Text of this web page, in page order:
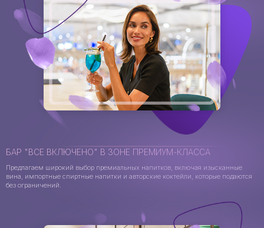
БАР "ВСЕ ВКЛЮЧЕНО" В ЗОНЕ ПРЕМИУМ-КЛАССА
Предлагаем широкий выбор премиальных напитков, включая изысканные
вина, импортные спиртные напитки и авторские коктейли, которые подаются
без ограничений.